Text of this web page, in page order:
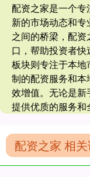
配资之家是一个
新的市场动态和
之间的桥梁，配
口，帮助投资者
板块则专注于本
制的配资服务和
效增值。无论是
提供优质的服务和
配资之家 相